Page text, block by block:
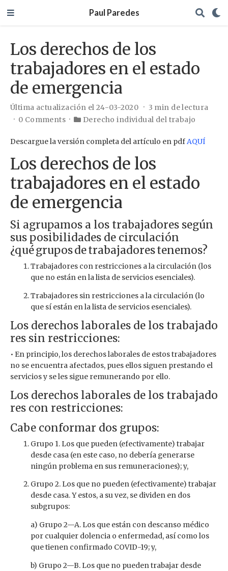
Paul Paredes
Los derechos de los
trabajadores en el estado
de emergencia
Última actualización el 24-03-2020
3 min de lectura
0 Comments
Derecho individual del trabajo
Descargue la versión completa del artículo en pdfAQUÍ
Los derechos de los
trabajadores en el estado
de emergencia
Si agrupamos a los trabajadores según
sus posibilidades de circulación
¿qué grupos de trabajadores tenemos?
Trabajadores con restricciones a la circulación (los
que no están en la lista de servicios esenciales).
Trabajadores sin restricciones a la circulación (lo
que sí están en la lista de servicios esenciales).
Los derechos laborales de los trabajado
res sin restricciones:
• En principio, los derechos laborales de estos trabajadores
no se encuentra afectados, pues ellos siguen prestando el
servicios y se les sigue remunerando por ello.
Los derechos laborales de los trabajado
res con restricciones:
Cabe conformar dos grupos:
Grupo 1. Los que pueden (efectivamente) trabajar
desde casa (en este caso, no debería generarse
ningún problema en sus remuneraciones); y,
Grupo 2. Los que no pueden (efectivamente) trabajar
desde casa. Y estos, a su vez, se dividen en dos
subgrupos:
a) Grupo 2—A. Los que están con descanso médico
por cualquier dolencia o enfermedad, así como los
que tienen confirmado COVID-19; y,
b) Grupo 2—B. Los que no pueden trabajar desde